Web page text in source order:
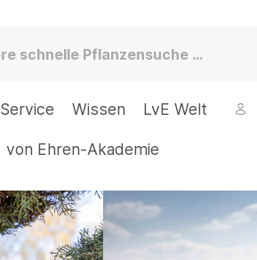
Service Wissen LvE Welt
von Ehren-Akademie